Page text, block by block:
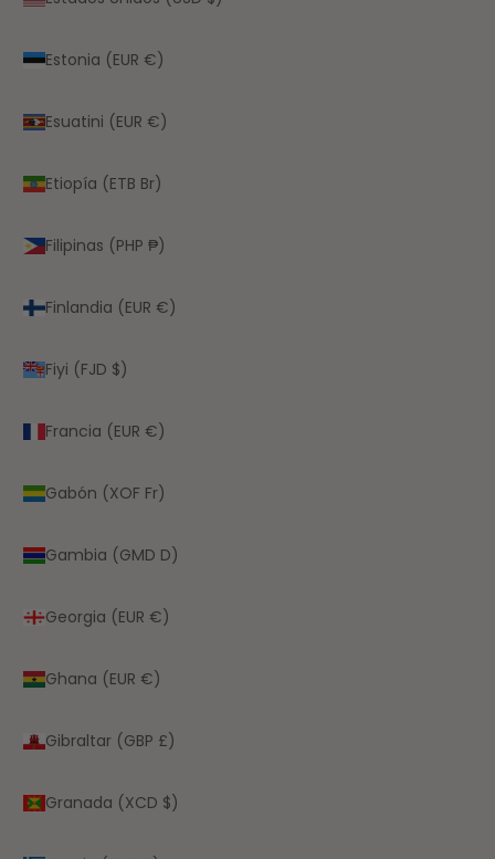
Estonia (EUR €)
Esuatini (EUR €)
Etiopía (ETB Br)
Filipinas (PHP ₱)
Finlandia (EUR €)
Fiyi (FJD $)
Francia (EUR €)
Gabón (XOF Fr)
Gambia (GMD D)
Georgia (EUR €)
Ghana (EUR €)
Gibraltar (GBP £)
Granada (XCD $)